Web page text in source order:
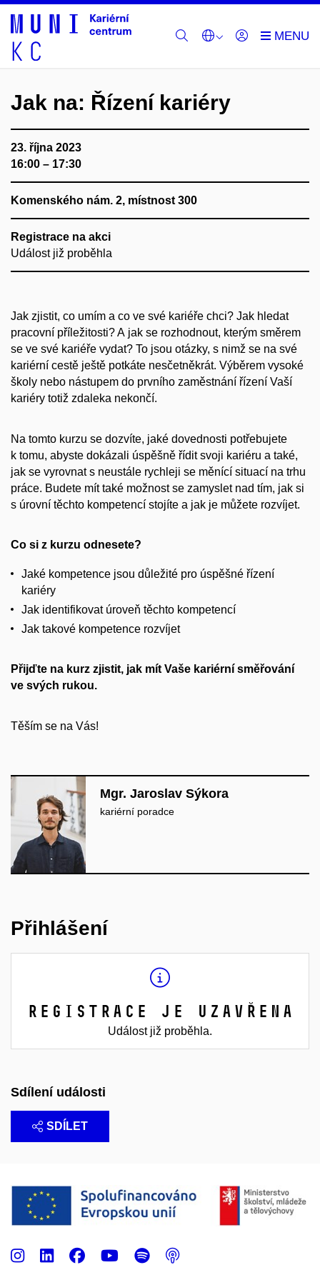
Jak na: Řízení kariéry
23. října 2023
16:00 – 17:30
Komenského nám. 2, místnost 300
Registrace na akci
Událost již proběhla
Jak zjistit, co umím a co ve své kariéře chci? Jak hledat
pracovní příležitosti? A jak se rozhodnout, kterým směrem
se ve své kariéře vydat? To jsou otázky, s nimž se na své
kariérní cestě ještě potkáte nesčetněkrát. Výběrem vysoké
školy nebo nástupem do prvního zaměstnání řízení Vaší
kariéry totiž zdaleka nekončí.
Na tomto kurzu se dozvíte, jaké dovednosti potřebujete
k tomu, abyste dokázali úspěšně řídit svoji kariéru a také,
jak se vyrovnat s neustále rychleji se měnící situací na trhu
práce. Budete mít také možnost se zamysletnad tím, jak si
s úrovní těchto kompetencí stojíte a jak je můžete rozvíjet.
Co si z kurzu odnesete?
Jaké kompetence jsou důležité pro úspěšné řízení
kariéry
Jak identifikovat úroveň těchto kompetencí
Jak takové kompetence rozvíjet
Přijďte na kurz zjistit, jak mít Vaše kariérní směřování
ve svých rukou.
Těším se na Vás!
Mgr. Jaroslav Sýkora
kariérní poradce
Přihlášení
Registrace je uzavřena
Událost již proběhla.
Sdílení události
SDÍLET
Instagram
LinkedIn
Facebook
Youtube
Spotify
Podcast